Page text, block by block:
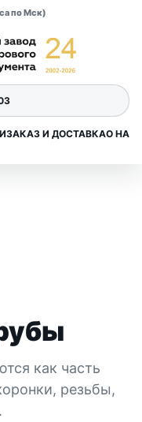
по Мск)
ЗАКАЗ И ДОСТАВКАО НАС
как часть
резьбы,